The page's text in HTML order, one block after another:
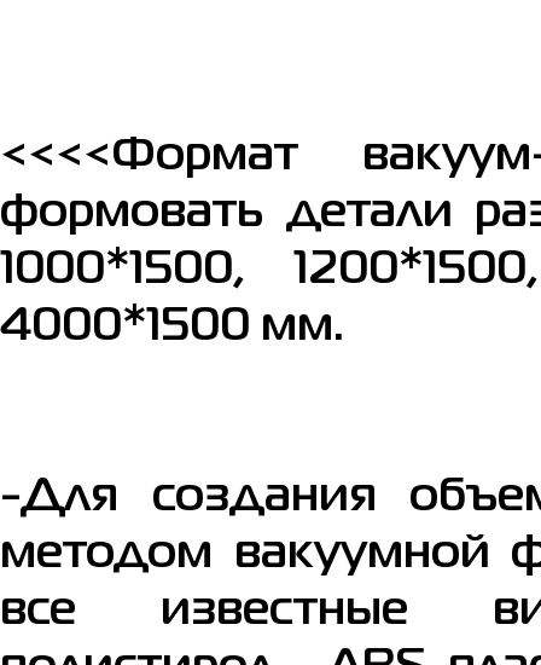
<<<<Формат
формовать детали
1000*1500,
4000*1500 мм.
-Для создания
методом вакуумной
все известные